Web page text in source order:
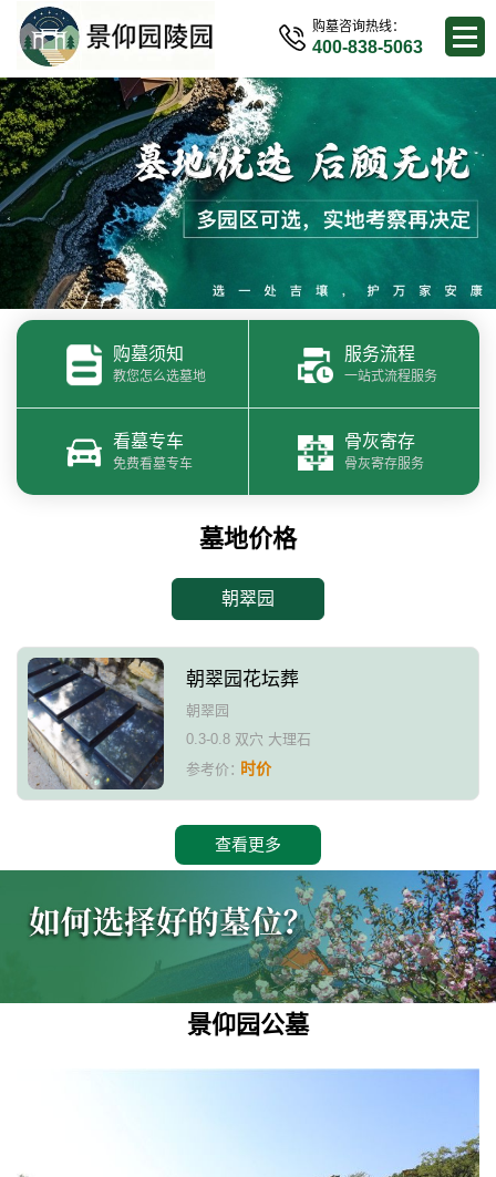
购墓咨询热线：
400-838-5063
购墓须知
教您怎么选墓地
服务流程
一站式流程服务
看墓专车
免费看墓专车
骨灰寄存
骨灰寄存服务
墓地价格
朝翠园
朝翠园花坛葬
朝翠园
0.3-0.8 双穴 大理石
参考价：时价
查看更多
景仰园公墓